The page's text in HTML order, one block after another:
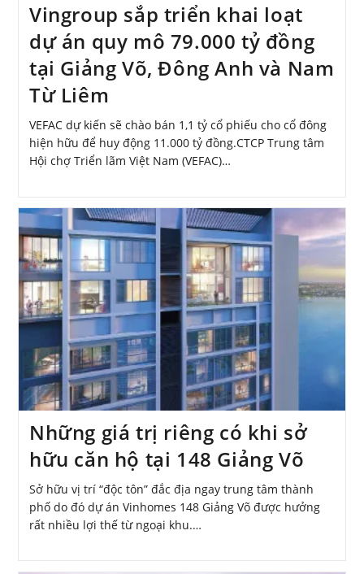
Vingroup sắp triển khai loạt
dự án quy mô 79.000 tỷ đồng
tại Giảng Võ, Đông Anh và Nam
Từ Liêm
VEFAC dự kiến sẽ chào bán 1,1 tỷ cổ phiếu cho cổ đông
hiện hữu để huy động 11.000 tỷ đồng.CTCP Trung tâm
Hội chợ Triển lãm Việt Nam (VEFAC)…
Những giá trị riêng có khi sở
hữu căn hộ tại 148 Giảng Võ
Sở hữu vị trí “độc tôn” đắc địa ngay trung tâm thành
phố do đó dự án Vinhomes 148 Giảng Võ được hưởng
rất nhiều lợi thế từ ngoại khu.…